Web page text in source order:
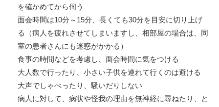
を確かめてから伺う
面会時間は10分～15分、長くても30分を目安に切り上げ
る（病人を疲れさせてしまいますし、相部屋の場合は、同
室の患者さんにも迷惑がかかる）
食事の時間などを考慮し、面会時間に気をつける
大人数で行ったり、小さい子供を連れて行くのは避ける
大声でしゃべったり、騒いだりしない
病人に対して、病状や怪我の理由を無神経に尋ねたり、と